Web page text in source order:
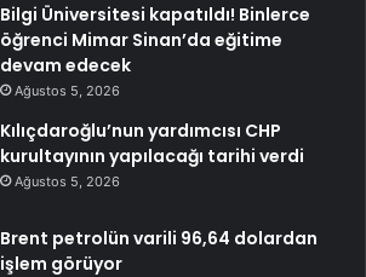
Bilgi Üniversitesi kapatıldı! Binlerce
öğrenci Mimar Sinan’da eğitime
devam edecek
Ağustos 5, 2026
Kılıçdaroğlu’nun yardımcısı CHP
kurultayının yapılacağı tarihi verdi
Ağustos 5, 2026
Brent petrolün varili 96,64 dolardan
işlem görüyor